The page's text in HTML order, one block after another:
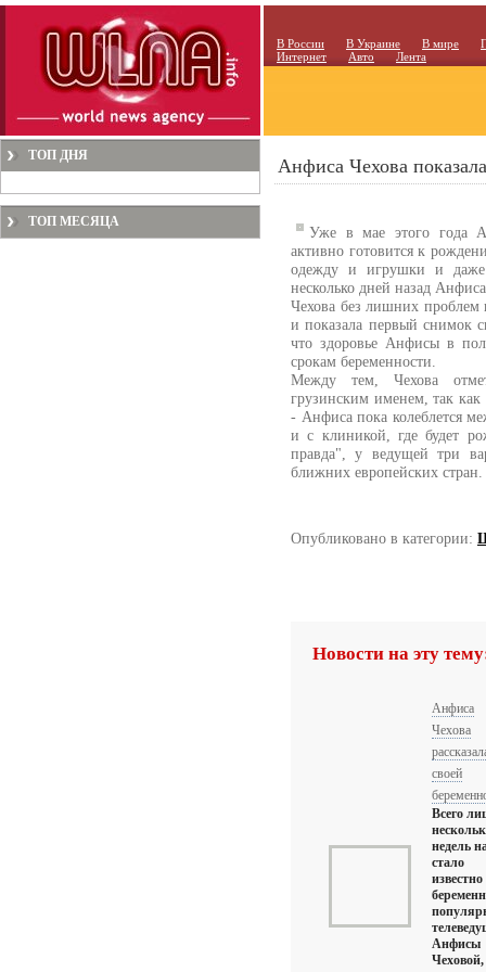
В России В Украине В мире
Интернет
Авто Лента
ТОП ДНЯ
ТОП МЕСЯЦА
Анфиса Чехова
Уже в мае этого года
активно готовится к
одежду и игрушки и даже
несколько дней назад
Чехова без лишних проблем
и показала первый снимок
что здоровье Анфисы в
срокам беременности.
Между тем, Чехова
грузинским именем, так
- Анфиса пока колеблется
и с клиникой, где будет
правда", у ведущей три
ближних европейских стран.
Опубликовано в категории:
Новости на эту
Анфиса
Чехова
своей
Всего
недель
стало
известно
Анфисы
Чеховой,